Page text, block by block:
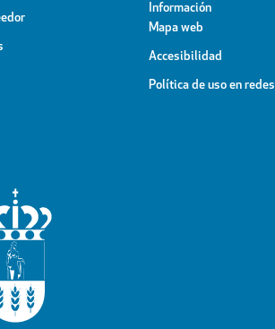
Información
Mapa web
Accesibilidad
Política de uso en redes